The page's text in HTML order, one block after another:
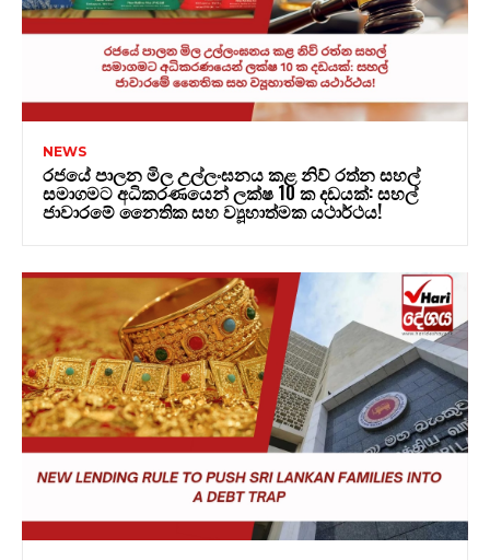
NEWS
රජයේ පාලන මිල උල්ලංඝනය කළ නිව් රත්න සහල්
සමාගමට අධිකරණයෙන් ලක්ෂ 10 ක දඩයක්: සහල්
ජාවාරමේ නෛතික සහ ව්‍යූහාත්මක යථාර්ථය!